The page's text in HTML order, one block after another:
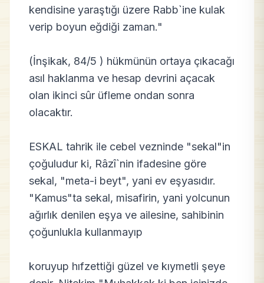
kendisine yaraştığı üzere Rabb`ine kulak
verip boyun eğdiği zaman."
(İnşikak, 84/5 ) hükmünün ortaya çıkacağı
asıl haklanma ve hesap devrini açacak
olan ikinci sûr üfleme ondan sonra
olacaktır.
ESKAL tahrik ile cebel vezninde "sekal"in
çoğuludur ki, Râzî`nin ifadesine göre
sekal, "meta-i beyt", yani ev eşyasıdır.
"Kamus"ta sekal, misafirin, yani yolcunun
ağırlık denilen eşya ve ailesine, sahibinin
çoğunlukla kullanmayıp
koruyup hıfzettiği güzel ve kıymetli şeye